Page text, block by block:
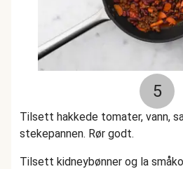
5
Tilsett hakkede tomater, vann,
stekepannen. Rør godt.
Tilsett kidneybønner og la